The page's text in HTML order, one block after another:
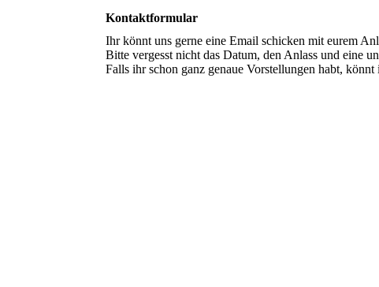
Kontaktformular
Ihr könnt uns gerne eine Email schicken mit eurem
Bitte vergesst nicht das Datum, den Anlass und eine
Falls ihr schon ganz genaue Vorstellungen habt,